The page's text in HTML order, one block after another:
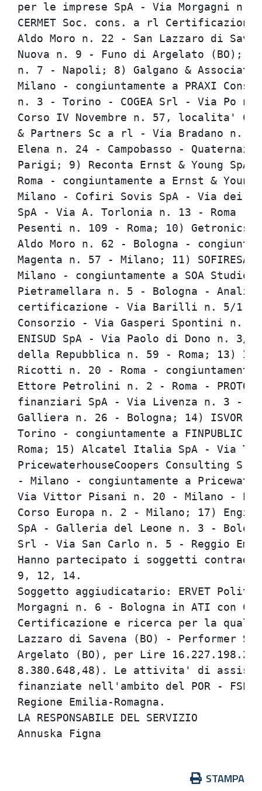
per le imprese SpA - Via
CERMET Soc. cons. a rl
Aldo Moro n. 22 - San Lazzaro
Nuova n. 9 - Funo di Argelato
n. 7 - Napoli; 8) Galgano &
Milano - congiuntamente a PRAXI
n. 3 - Torino - COGEA Srl - Via
Corso IV Novembre n. 57,
& Partners Sc a rl - Via
Elena n. 24 - Campobasso -
Parigi; 9) Reconta Ernst &
Roma - congiuntamente a
Milano - Cofiri Sovis SpA -
SpA - Via A. Torlonia n. 13 -
Pesenti n. 109 - Roma; 10)
Aldo Moro n. 62 - Bologna -
Magenta n. 57 - Milano; 11)
Milano - congiuntamente a SOA
Pietramellara n. 5 - Bologna
certificazione - Via Barilli n.
Consorzio - Via Gasperi
ENISUD SpA - Via Paolo di
della Repubblica n. 59 -
Ricotti n. 20 - Roma -
Ettore Petrolini n. 2 - Roma -
finanziari SpA - Via Livenza n.
Galliera n. 26 - Bologna; 14)
Torino - congiuntamente a
Roma; 15) Alcatel Italia SpA -
PricewaterhouseCoopers
- Milano - congiuntamente a
Via Vittor Pisani n. 20 -
Corso Europa n. 2 - Milano;
SpA - Galleria del Leone n. 3 -
Srl - Via San
Hanno partecipato i soggetti
9,
Soggetto aggiudicatario:
Morgagni n. 6 - Bologna in
Certificazione e ricerca per la
Lazzaro di Savena (BO) -
Argelato (BO), per Lire
8.380.648,48). Le attivita' di
finanziate nell'ambito del
Regione
LA
STAMPA